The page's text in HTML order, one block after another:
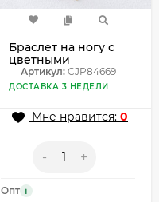
Браслет на ногу с
цветными
ракушками и
звездой CJP84669
Артикул:CJP84669
ДОСТАВКА 3 НЕДЕЛИ
Мне нравится: 0
- +
Опт i